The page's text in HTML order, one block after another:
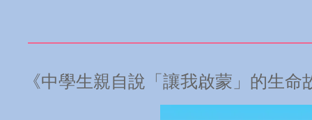
《中學生親自說「讓我啟蒙」的生